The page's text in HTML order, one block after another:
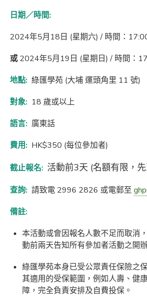
日期／時間:
2024年5月18日 (星期六) / 時間：
或 2024年5月19日 (星期日) / 時間：
地點: 綠匯學苑 (大埔 運頭角里 11 號)
對象: 18 歲或以上
語言: 廣東話
費用: HK$350 (每位參加者)
截止報名: 活動前3天 (名額有限，
查詢: 請致電 2996 2826 或電郵至
備註:
本活動或會因報名人數不足而取消
動前兩天告知所有參加者活動之開
綠匯學苑本身已受公眾責任保險之
其適用的受保範圍，例如人壽、健
障，完全負責安排及自費投保。